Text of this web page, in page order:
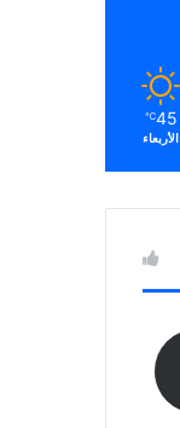
45
℃
الأربعاء